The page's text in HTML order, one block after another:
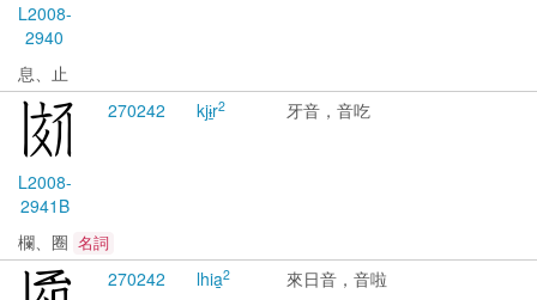
L2008-
2940
息、止
L2008-
2941B
270242 kjɨ̱r2 牙音，音吃
欄、圈 名詞
270242 lhia̱2 來日音，音啦